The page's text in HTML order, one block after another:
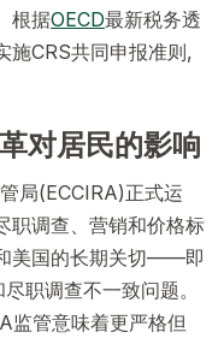
根据OECD最新税务透
施CRS共同申报准则,
对居民的影响
局(ECCIRA)正式运
职调查、营销和价格标
美国的长期关切——即
职调查不一致问题。
监管意味着更严格但